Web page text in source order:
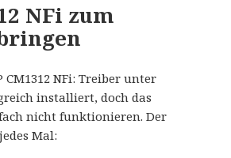
NFi zum
CM1312 NFi: Treiber unter
installiert, doch das
nicht funktionieren. Der
Mal: